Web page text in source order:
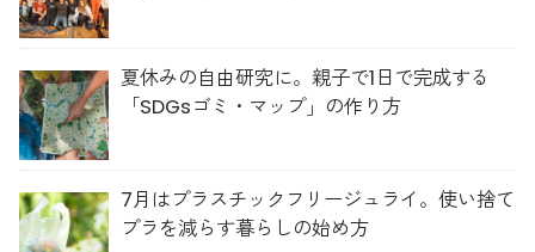
夏休みの自由研究に。親子で1日で完成する
「SDGsゴミ・マップ」の作り方
7月はプラスチックフリージュライ。使い捨て
プラを減らす暮らしの始め方